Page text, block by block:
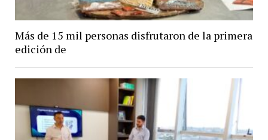
Más de 15 mil personas disfrutaron de la primera
edición de